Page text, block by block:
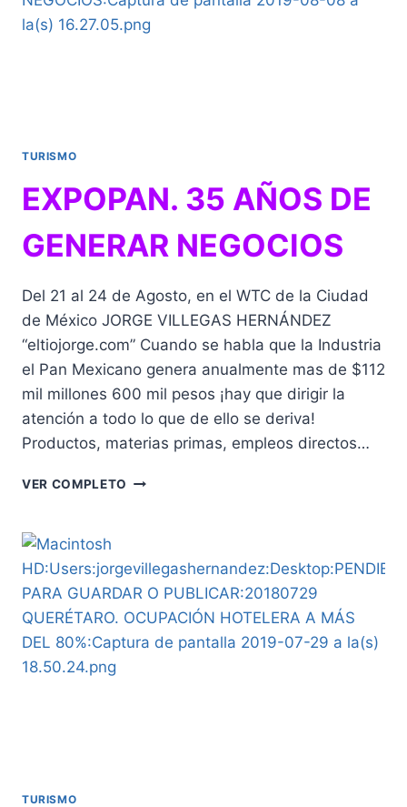
DE
SEPTIEMBRE
TURISMO
EXPOPAN. 35 AÑOS DE
GENERAR NEGOCIOS
Del 21 al 24 de Agosto, en el WTC de la Ciudad
de México JORGE VILLEGAS HERNÁNDEZ
“eltiojorge.com” Cuando se habla que la Industria
el Pan Mexicano genera anualmente mas de $112
mil millones 600 mil pesos ¡hay que dirigir la
atención a todo lo que de ello se deriva!
Productos, materias primas, empleos directos…
VER COMPLETO EXPOPAN.
NEGOCIOS
TURISMO